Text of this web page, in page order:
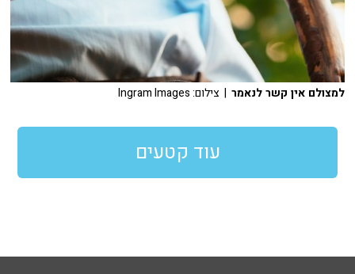
למצולם אין קשר לנאמר | צילום: Ingram Images
עוד קטעים